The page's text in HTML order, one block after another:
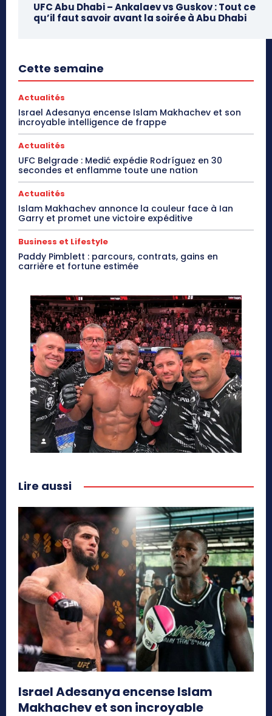
UFC Abu Dhabi – Ankalaev vs Guskov : Tout ce
qu’il faut savoir avant la soirée à Abu Dhabi
Cette semaine
Actualités
Israel Adesanya encense Islam Makhachev et son
incroyable intelligence de frappe
Actualités
UFC Belgrade : Medić expédie Rodríguez en 30
secondes et enflamme toute une nation
Actualités
Islam Makhachev annonce la couleur face à Ian
Garry et promet une victoire expéditive
Business et Lifestyle
Paddy Pimblett : parcours, contrats, gains en
carrière et fortune estimée
Lire aussi
Israel Adesanya encense Islam
Makhachev et son incroyable